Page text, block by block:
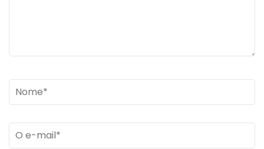
Name*
Email *